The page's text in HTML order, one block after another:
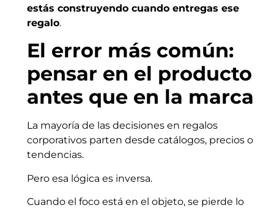
estás construyendo cuando entregas ese
regalo.
El error más común:
pensar en el producto
antes que en la marca
La mayoría de las decisiones en regalos
corporativos parten desde catálogos, precios o
tendencias.
Pero esa lógica es inversa.
Cuando el foco está en el objeto, se pierde lo